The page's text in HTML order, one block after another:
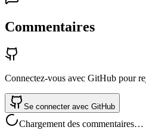
Commentaires
Connectez-vous avec GitHub pour
Se connecter avec GitHub
Chargement des commentaires…